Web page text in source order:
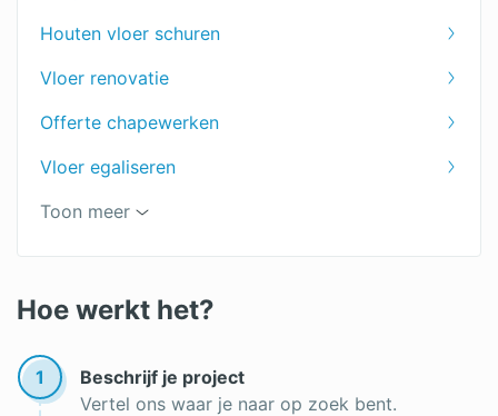
Houten vloer schuren
Vloer renovatie
Offerte chapewerken
Vloer egaliseren
PVC vloer leggen
Vloer leggen
Offerte vloer
Toon meer
Hoe werkt het?
1
Beschrijf je project
Vertel ons waar je naar op zoek bent.